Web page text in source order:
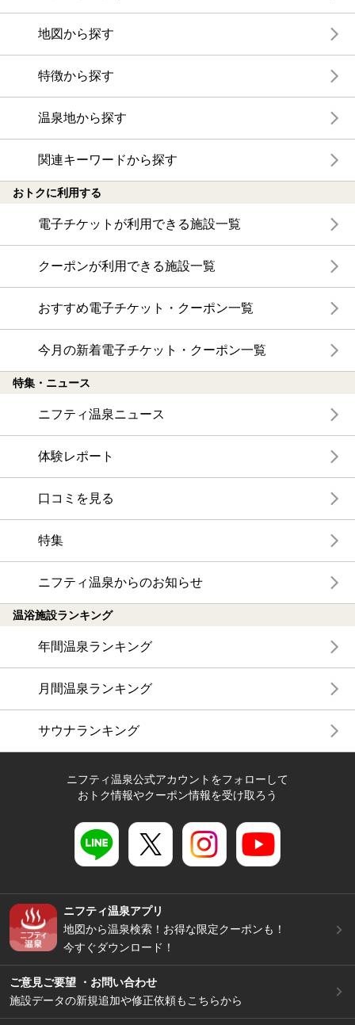
地図から探す
特徴から探す
温泉地から探す
関連キーワードから探す
おトクに利用する
電子チケットが利用できる施設一覧
クーポンが利用できる施設一覧
おすすめ電子チケット・クーポン一覧
今月の新着電子チケット・クーポン一覧
特集・ニュース
ニフティ温泉ニュース
体験レポート
口コミを見る
特集
ニフティ温泉からのお知らせ
温浴施設ランキング
年間温泉ランキング
月間温泉ランキング
サウナランキング
ニフティ温泉公式アカウントをフォローして
おトク情報やクーポン情報を受け取ろう
ニフティ温泉アプリ
地図から温泉検索！お得な限定クーポンも！
今すぐダウンロード！
ご意見ご要望 ・お問い合わせ
施設データの新規追加や修正依頼もこちらから